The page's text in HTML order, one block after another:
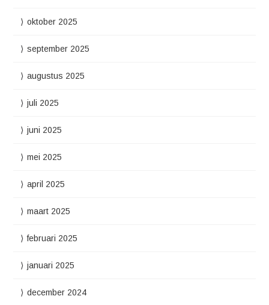
oktober 2025
september 2025
augustus 2025
juli 2025
juni 2025
mei 2025
april 2025
maart 2025
februari 2025
januari 2025
december 2024